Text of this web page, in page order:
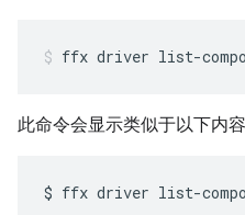
ffx driver list-
此命令会显示类似于以下内
$ ffx driver list-